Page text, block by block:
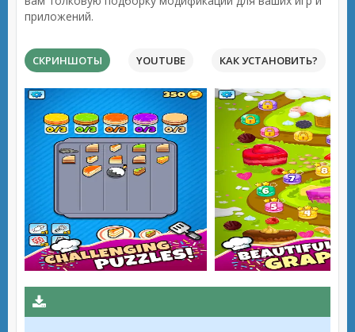
приложений.
СКРИНШОТЫ YOUTUBE КАК УСТАНОВИТЬ?